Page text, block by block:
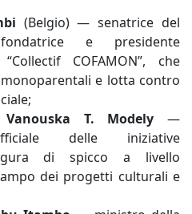
(Belgio) — senatrice del
e presidente
COFAMON”, che
e lotta contro
Vanouska T. Modely —
delle iniziative
di spicco a livello
dei progetti culturali e